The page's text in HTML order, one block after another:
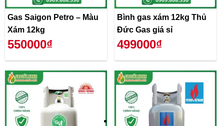
Gas Saigon Petro – Màu
Xám 12kg
550000₫
Bình gas xám 12kg Thủ
Đức Gas giá sỉ
499000₫